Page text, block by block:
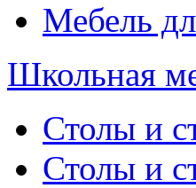
Мебель
Школьная
Столы и
Столы и